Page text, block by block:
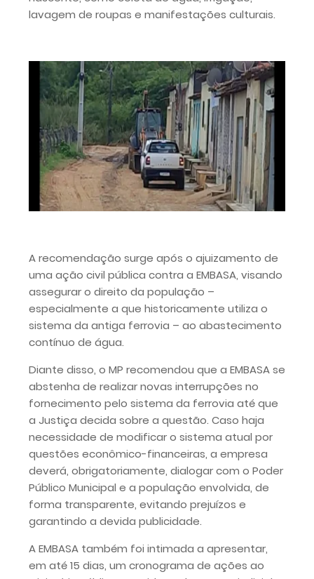
lavagem de roupas e manifestações culturais.
A recomendação surge após o ajuizamento de
uma ação civil pública contra a EMBASA, visando
assegurar o direito da população –
especialmente a que historicamente utiliza o
sistema da antiga ferrovia – ao abastecimento
contínuo de água.
Diante disso, o MP recomendou que a EMBASA se
abstenha de realizar novas interrupções no
fornecimento pelo sistema da ferrovia até que
a Justiça decida sobre a questão. Caso haja
necessidade de modificar o sistema atual por
questões econômico-financeiras, a empresa
deverá, obrigatoriamente, dialogar com o Poder
Público Municipal e a população envolvida, de
forma transparente, evitando prejuízos e
garantindo a devida publicidade.
A EMBASA também foi intimada a apresentar,
em até 15 dias, um cronograma de ações ao